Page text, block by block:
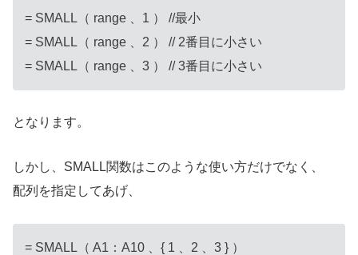
= SMALL（ range 、1 ） //最小
= SMALL（ range 、2 ） // 2番目に小さい
= SMALL（ range 、3 ） // 3番目に小さい
となります。
しかし、SMALL関数はこのような使い方だけでなく、
配列を指定してあげ、
= SMALL（ A1：A10 、{ 1 、2 、3 } ）